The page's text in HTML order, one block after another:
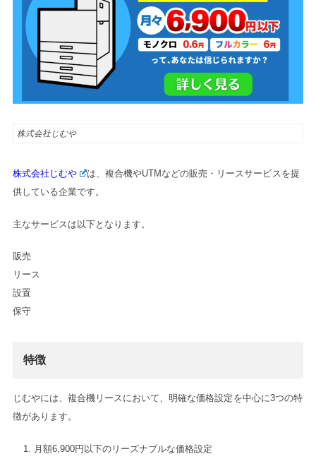
株式会社じむや
株式会社じむや
は、複合機やUTMなどの販売・リースサービスを提
供している企業です。
主なサービスは以下となります。
販売
リース
設置
保守
特徴
じむやには、複合機リースにおいて、明確な価格設定を中心に3つの特
徴があります。
月額6,900円以下のリーズナブルな価格設定